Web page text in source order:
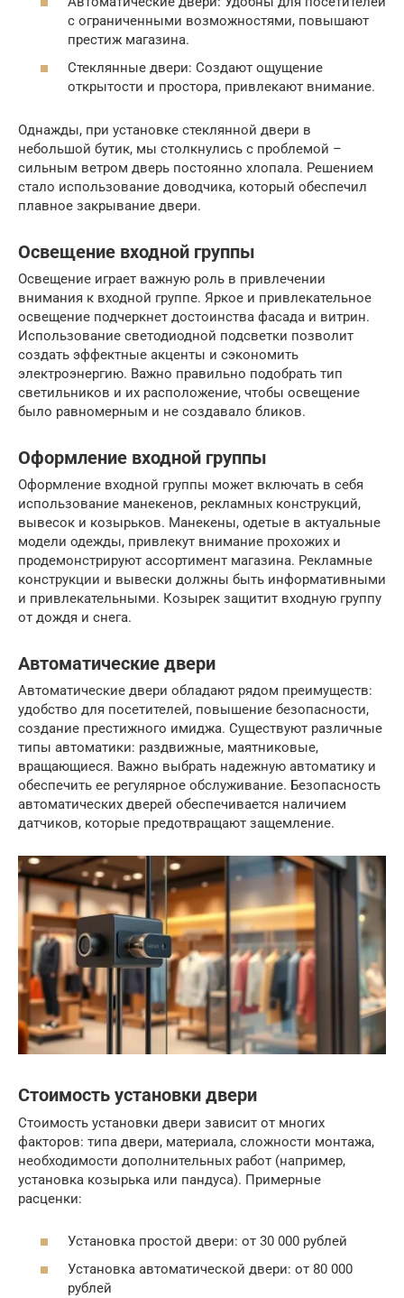
с ограниченными возможностями, повышают
престиж магазина.
Стеклянные двери: Создают ощущение
открытости и простора, привлекают внимание.
Однажды, при установке стеклянной двери в
небольшой бутик, мы столкнулись с проблемой –
сильным ветром дверь постоянно хлопала. Решением
стало использование доводчика, который обеспечил
плавное закрывание двери.
Освещение входной группы
Освещение играет важную роль в привлечении
внимания к входной группе. Яркое и привлекательное
освещение подчеркнет достоинства фасада и витрин.
Использование светодиодной подсветки позволит
создать эффектные акценты и сэкономить
электроэнергию. Важно правильно подобрать тип
светильников и их расположение, чтобы освещение
было равномерным и не создавало бликов.
Оформление входной группы
Оформление входной группы может включать в себя
использование манекенов, рекламных конструкций,
вывесок и козырьков. Манекены, одетые в актуальные
модели одежды, привлекут внимание прохожих и
продемонстрируют ассортимент магазина. Рекламные
конструкции и вывески должны быть информативными
и привлекательными. Козырек защитит входную группу
от дождя и снега.
Автоматические двери
Автоматические двери обладают рядом преимуществ:
удобство для посетителей, повышение безопасности,
создание престижного имиджа. Существуют различные
типы автоматики: раздвижные, маятниковые,
вращающиеся. Важно выбрать надежную автоматику и
обеспечить ее регулярное обслуживание. Безопасность
автоматических дверей обеспечивается наличием
датчиков, которые предотвращают защемление.
Стоимость установки двери
Стоимость установки двери зависит от многих
факторов: типа двери, материала, сложности монтажа,
необходимости дополнительных работ (например,
установка козырька или пандуса). Примерные
расценки:
Установка простой двери: от 30 000 рублей
Установка автоматической двери: от 80 000
рублей